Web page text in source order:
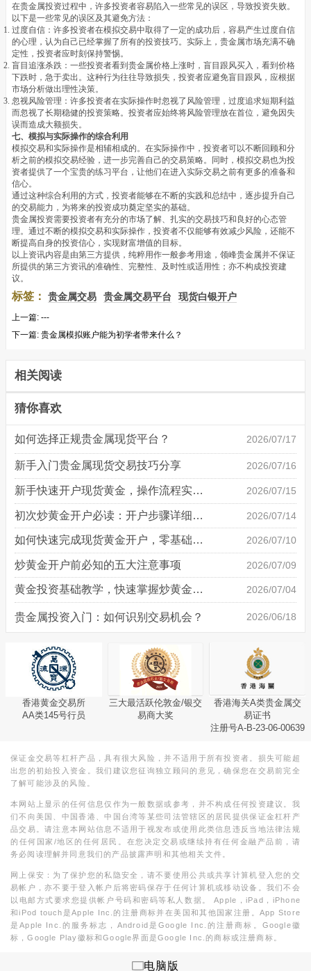
在贵金属投资过程中，许多投资者容易陷入一些常见的误区，导致投资失败。
以下是一些常见的误区及其避免方法：
过度自信：许多投资者在模拟交易中取得了一定的成功后，容易产生过度自信
的心理，认为自己已经掌握了所有的投资技巧。实际上，贵金属市场充满不确
定性，投资者应时刻保持警惕。
盲目追涨杀跌：一些投资者看到贵金属价格上涨时，盲目跟风买入，看到价格
下跌时，急于卖出。这种行为往往导致损失，投资者应避免盲目跟风，应根据
市场分析做出理性决策。
忽视风险管理：许多投资者在实际操作时忽视了风险管理，过度追求短期利益
而忽视了长期稳健的投资策略。投资者应始终将风险管理放在首位，避免因失
误而造成大额损失。
七、模拟与实际操作的综合利用
模拟交易和实际操作是相辅相成的。在实际操作中，投资者可以不断回顾和分
析之前的模拟交易经验，进一步完善自己的交易策略。同时，模拟交易也为投
资者提供了一个宝贵的练习平台，让他们在进入实际交易之前有更多的准备和
信心。
通过这种综合利用的方式，投资者能够在不断的实践和总结中，逐步提升自己
的交易能力，为将来的投资成功奠定坚实的基础。
贵金属投资需要投资者有充分的市场了解、扎实的交易技巧和良好的心态管
理。通过不断的模拟交易和实际操作，投资者不仅能够有效减少风险，还能不
断提高自身的投资信心，实现财富增值的目标。
以上资讯内容是由第三方提供，纯粹用作一般参考用途，领峰贵金属并不保证
所提供的第三方资讯的准确性、完整性、及时性或适用性；亦不构成投资建
议。
标签： 贵金属交易 贵金属交易平台 现货白银开户
上一篇: ---
下一篇: 贵金属模拟账户能为初学者带来什么？
相关阅读
猜你喜欢
如何选择正规贵金属现货平台？ 2026/07/17
新手入门贵金属现货交易技巧分享 2026/07/16
新手快速开户现货黄金，操作流程实操详解 2026/07/15
初次炒黄金开户必读：开户步骤详细说明 2026/07/14
如何快速完成现货黄金开户，零基础也能轻松上手 2026/07/10
炒黄金开户前必知的五大注意事项 2026/07/09
黄金投资基础教学，快速掌握炒黄金技巧 2026/07/04
贵金属投资入门：如何识别交易机会？ 2026/06/18
香港黄金交易所
AA类145号行员
三大最活跃伦敦金/银交
易商大奖
香港海关A类贵金属交
易证书
注册号A-B-23-06-00639
保证金交易等杠杆产品，具有很大风险，并不适用于所有投资者。损失可能超
出您的初始投入资金。我们建议您征询独立顾问的意见，确保您在交易前完全
了解可能涉及的风险。
本网站上显示的任何信息仅作为一般数据或参考，并不构成任何投资建议。我
们不向美国、中国香港、中国台湾等某些司法管辖区的居民提供保证金杠杆产
品交易。请注意本网站信息不适用于视发布或使用此类信息违反当地法律法规
的任何国家/地区的任何居民。在您决定交易或继续持有任何金融产品前，请
务必阅读理解并同意我们的产品披露声明和其他相关文件。
网上保安：为了保护您的私隐安全，请不要使用公共或共享计算机登入您的交
易帐户，亦不要于登入帐户后将密码保存于任何计算机或移动设备。我们不会
以电邮方式要求您提供帐户号码和密码等私人数据。 Apple，iPad，iPhone
和iPod touch是Apple Inc.的注册商标并在美国和其他国家注册。App Store
是Apple Inc.的服务标志，Android是Google Inc.的注册商标。Google徽
标，Google Play徽标和Google界面是Google Inc.的商标或注册商标。
电脑版